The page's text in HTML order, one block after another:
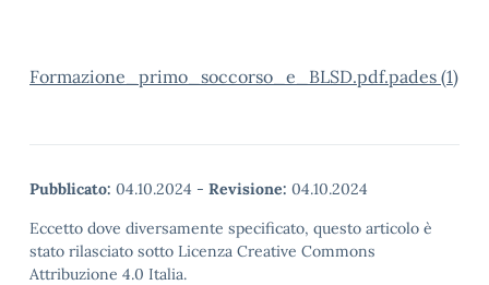
Formazione_primo_soccorso_e_BLSD.pdf.pades (1)
Pubblicato: 04.10.2024 - Revisione: 04.10.2024
Eccetto dove diversamente specificato, questo articolo è
stato rilasciato sotto Licenza Creative Commons
Attribuzione 4.0 Italia.